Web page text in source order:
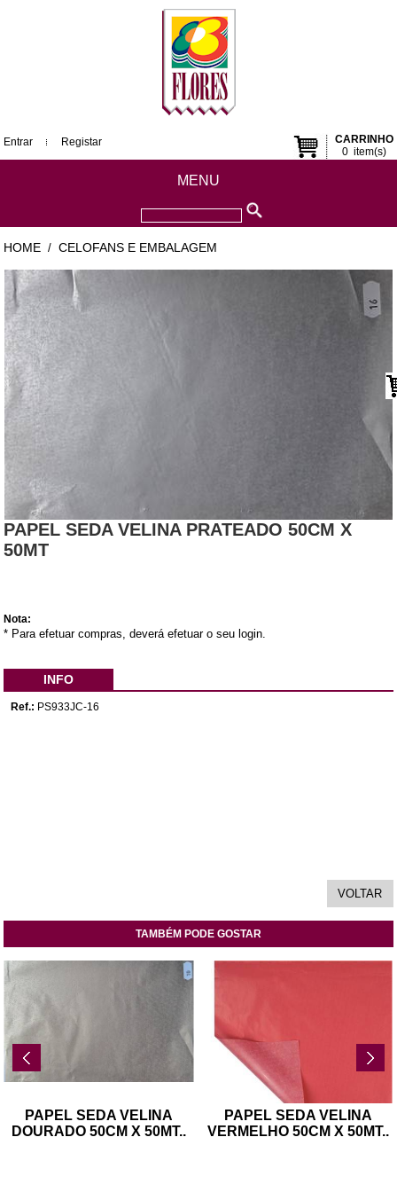
CARRINHO
0item(s)
Entrar Registar
MENU
HOME / CELOFANS E EMBALAGEM
PAPEL SEDA VELINA PRATEADO 50CM X
50MT
Nota:
* Para efetuar compras, deverá efetuar o seu login.
INFO
Ref.: PS933JC-16
TAMBÉM PODE GOSTAR
PAPEL SEDA VELINA
DOURADO 50CM X 50MT..
PAPEL SEDA VELINA
VERMELHO 50CM X 50MT..